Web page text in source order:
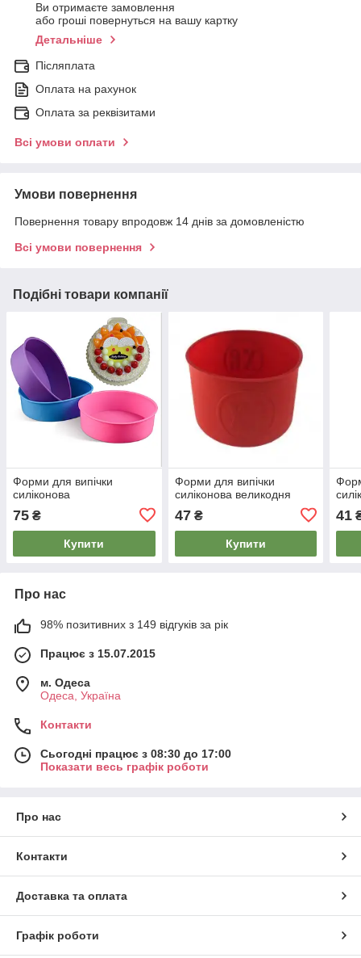
Ви отримаєте замовлення
або гроші повернуться на вашу картку
Детальніше
Післяплата
Оплата на рахунок
Оплата за реквізитами
Всі умови оплати
Умови повернення
Повернення товару впродовж 14 днів за домовленістю
Всі умови повернення
Подібні товари компанії
Форми для випічки
силіконова
75 ₴
Купити
Форми для випічки
силіконова великодня
47₴
Купити
41
Про нас
98% позитивних з 149 відгуків за рік
Працює з 15.07.2015
м. Одеса
Одеса, Україна
Контакти
Сьогодні працює з 08:30 до 17:00
Показати весь графік роботи
Про нас
Контакти
Доставка та оплата
Графік роботи